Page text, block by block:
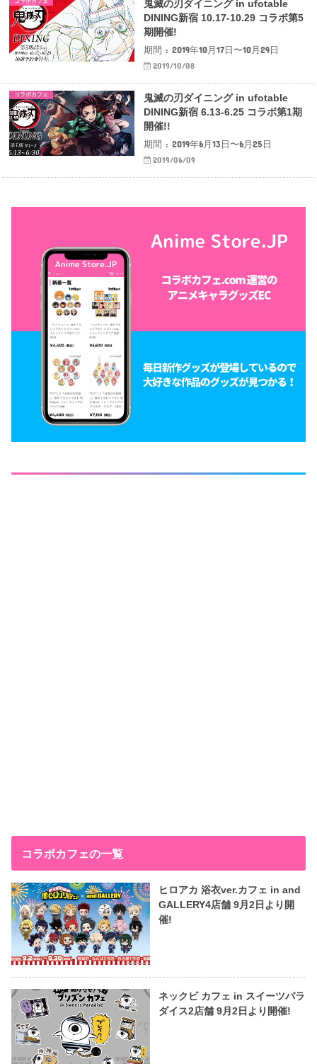
鬼滅の刃ダイニング in ufotable
DINING新宿 10.17-10.29 コラボ第5
期開催!
期間 : 2019年10月17日〜10月29日
2019/10/08
コラボカフェ
鬼滅の刃ダイニング in ufotable
DINING新宿 6.13-6.25 コラボ第1期
開催!!
期間 : 2019年6月13日〜6月25日
2019/06/09
コラボカフェの一覧
ヒロアカ 浴衣ver.カフェ in and
GALLERY4店舗 9月2日より開
催!
ネックビ カフェ in スイーツパラ
ダイス2店舗 9月2日より開催!